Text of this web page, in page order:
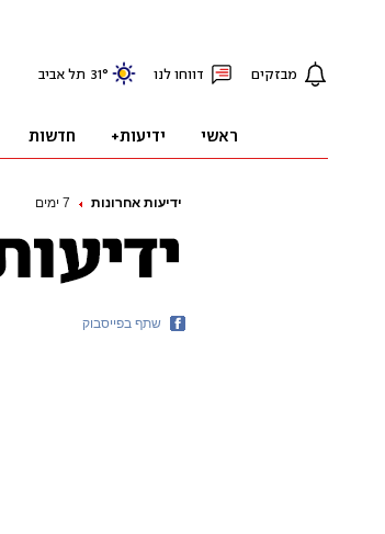
ידיעות אחרונות 7 ימים
שתף בפייסבוק